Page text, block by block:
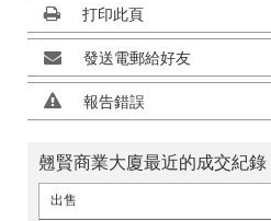
打印此頁
發送電郵給好友
報告錯誤
翹賢商業大廈最近的成交紀錄
出售